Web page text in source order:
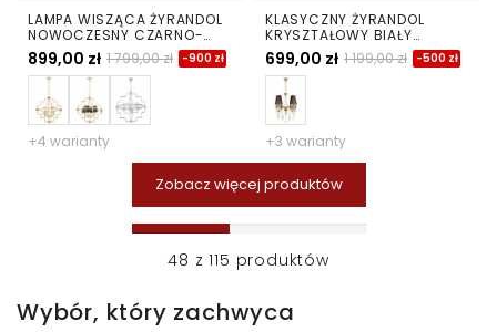
LAMPA WISZĄCA ŻYRANDOL
NOWOCZESNY CZARNO-
CHROMOWANY BALTIMORE
W4
899,00 zł 1 799,00 zł -900 zł
+4 warianty
KLASYCZNY ŻYRANDOL
KRYSZTAŁOWY BIAŁY
ALESSIA W4
699,00 zł 1 199,00 zł -500 zł
+3 warianty
Zobacz więcej produktów
48 z115 produktów
Wybór, który zachwyca